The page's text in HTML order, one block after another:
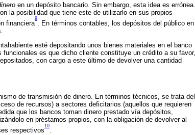
en un depósito bancario. Sin embargo, esta idea es errónea.
la posibilidad que tiene este de utilizarlo en sus propios
financiera
9
. En términos contables, los depósitos del público en
esté depositando unos bienes materiales en el banco
es que dicho cliente constituye un crédito a su favor,
con cargo a este último de devolver una cantidad
de transmisión de dinero. En términos técnicos, se trata del
de recursos) a sectores deficitarios (aquellos que requieren
que los bancos toman dinero prestado vía depósitos,
en préstamos propios, con la obligación de devolver al
respectivos
10
.